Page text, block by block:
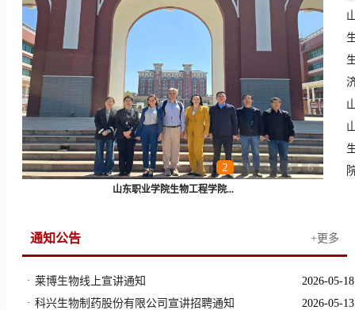
1 2 3 4 5 6
山东职业学院生物工程学院...
通知公告 +更多
· 莱博生物线上宣讲通知 2026-05-18
· 科兴生物制药股份有限公司宣讲招聘通知 2026-05-13